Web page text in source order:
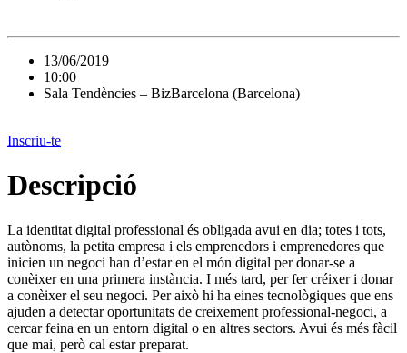
13/06/2019
10:00
Sala Tendències – BizBarcelona (Barcelona)
Inscriu-te
Descripció
La identitat digital professional és obligada avui en dia; totes i tots,
autònoms, la petita empresa i els emprenedors i emprenedores que
inicien un negoci han d’estar en el món digital per donar-se a
conèixer en una primera instància. I més tard, per fer créixer i donar
a conèixer el seu negoci. Per això hi ha eines tecnològiques que ens
ajuden a detectar oportunitats de creixement professional-negoci, a
cercar feina en un entorn digital o en altres sectors. Avui és més fàcil
que mai, però cal estar preparat.